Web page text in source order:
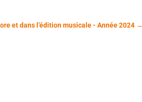
et dans l’édition musicale - Année 2024→